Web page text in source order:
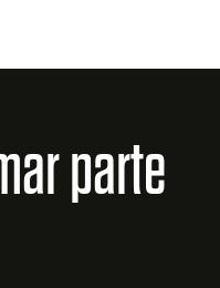
parte